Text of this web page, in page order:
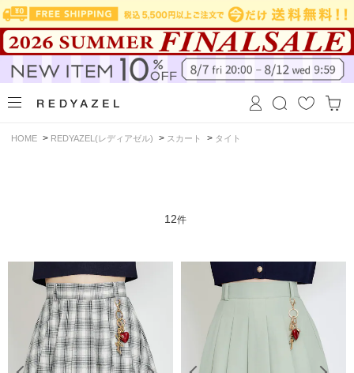
HOME > REDYAZEL(レディアゼル) > スカート > タイト
12件